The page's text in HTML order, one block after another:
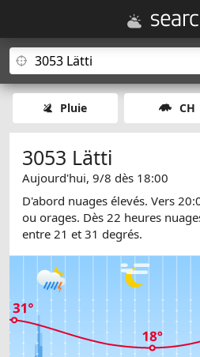
Pluie CH
3053 Lätti
Aujourd'hui, 9/8 dès 18:00
D'abord nuages élevés. Vers
ou orages. Dès 22 heures
entre 21 et 31 degrés.